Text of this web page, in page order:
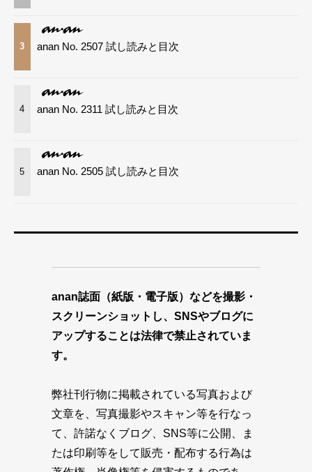
3 anan No. 2507 試し読みと目次
4 anan No. 2311 試し読みと目次
5 anan No. 2505 試し読みと目次
anan誌面（紙版・電子版）などを撮影・
スクリーンショットし、SNSやブログに
アップすることは法律で禁止されていま
す。
弊社刊行物に掲載されている写真および
文章を、写真撮影やスキャン等を行なっ
て、許諾なくブログ、SNS等に公開、ま
たは印刷等をして販売・配布する行為は